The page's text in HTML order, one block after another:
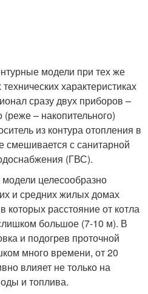
модели при тех же
характеристиках
сразу двух приборов –
(реже – накопительного)
из контура отопления в
смешивается с санитарной
(ГВС).
целесообразно
и средних жилых домах
расстояние от котла
большое (7-10 м). В
и подогрев проточной
много времени, от 20
влияет не только на
и топлива.